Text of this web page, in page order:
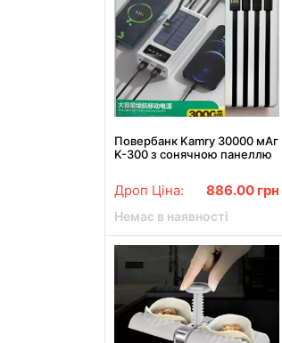
Повербанк Kamry 30000 мАг
K-300 з сонячною панеллю
Дроп Ціна: 886.00 грн
Немає в наявності